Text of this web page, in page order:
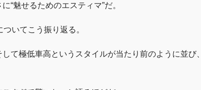
“魅せるためのエスティマ”だ。
いてこう振り返る。
て極低車高というスタイルが当たり前のように並び、